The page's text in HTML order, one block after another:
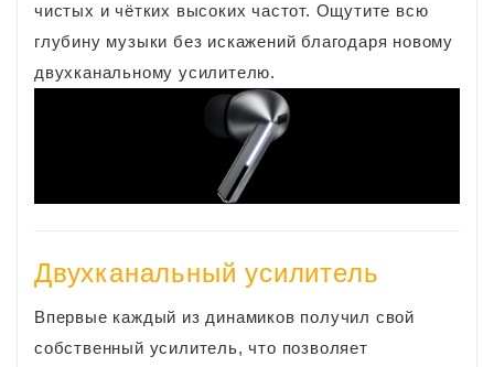
чистых и чётких высоких частот. Ощутите всю
глубину музыки без искажений благодаря новому
двухканальному усилителю.
Двухканальный усилитель
Впервые каждый из динамиков получил свой
собственный усилитель, что позволяет